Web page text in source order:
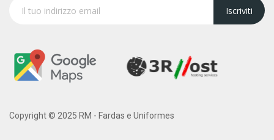
Iscriviti
Copyright © 2025 RM - Fardas e Uniformes